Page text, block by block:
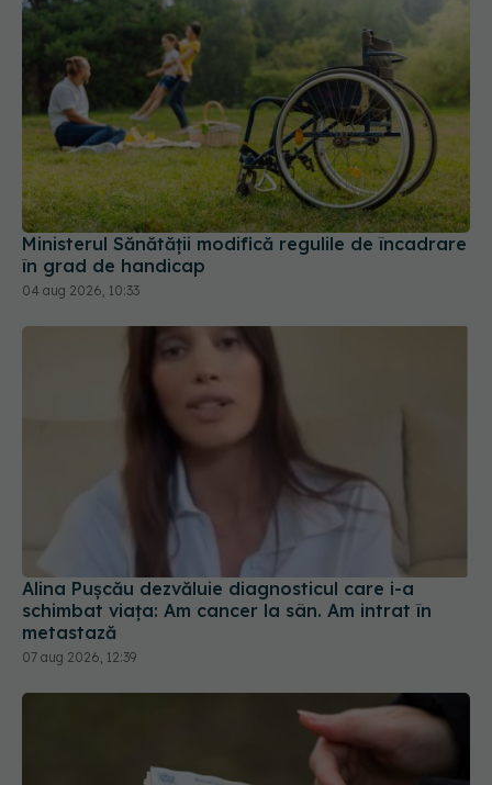
Ministerul Sănătății modifică regulile de încadrare
în grad de handicap
04 aug 2026, 10:33
Alina Pușcău dezvăluie diagnosticul care i-a
schimbat viața: Am cancer la sân. Am intrat în
07 aug 2026, 12:39